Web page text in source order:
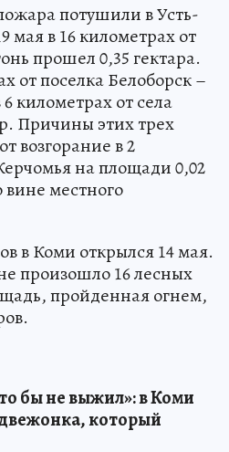
потушили в Усть-
мая в 16 километрах от
прошел 0,35 гектара.
от поселка Белоборск –
километрах от села
Причины этих трех
возгорание в 2
на площади 0,02
вине местного
в Коми открылся 14 мая.
произошло 16 лесных
пройденная огнем,
бы не выжил»: в Коми
который